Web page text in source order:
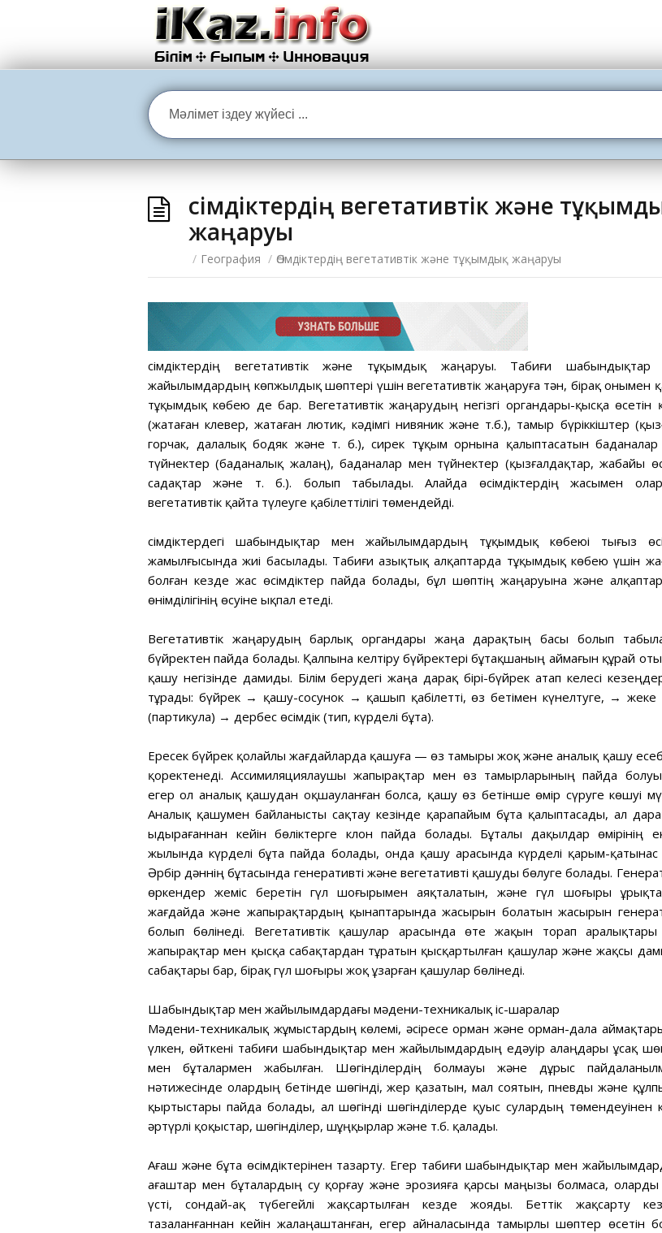
Өсімдіктердің вегетативтік және
жаңаруы
/ География / Өсімдіктердің вегетативтік және тұқымдық жаңаруы
Өсімдіктердің вегетативтік және тұқымдық жаңаруы. Табиғи
жайылымдардың көпжылдық шөптері үшін вегетативтік жаңаруға тән, бірақ онымен
тұқымдық көбею де бар. Вегетативтік жаңарудың негізгі органдары-қысқа өсетін
(жатаған клевер, жатаған лютик, кәдімгі нивяник және т.б.), тамыр бүріккіштер
горчак, далалық бодяк және т. б.), сирек тұқым орнына қалыптасатын
түйнектер (баданалық жалаң), баданалар мен түйнектер (қызғалдақтар, жабайы
садақтар және т. б.). болып табылады. Алайда өсімдіктердің жасымен
вегетативтік қайта түлеуге қабілеттілігі төмендейді.
Өсімдіктердегі шабындықтар мен жайылымдардың тұқымдық көбеюі тығыз
жамылғысында жиі басылады. Табиғи азықтық алқаптарда тұқымдық көбею үшін
болған кезде жас өсімдіктер пайда болады, бұл шөптің жаңаруына және
өнімділігінің өсуіне ықпал етеді.
Вегетативтік жаңарудың барлық органдары жаңа дарақтың басы болып
бүйректен пайда болады. Қалпына келтіру бүйректері бұтақшаның аймағын құрай
қашу негізінде дамиды. Білім берудегі жаңа дарақ бірі-бүйрек атап келесі
тұрады: бүйрек → қашу-сосунок → қашып қабілетті, өз бетімен күнелтуге, → жеке
(партикула) → дербес өсімдік (тип, күрделі бұта).
Ересек бүйрек қолайлы жағдайларда қашуға — өз тамыры жоқ және аналық қашу
қоректенеді. Ассимиляциялаушы жапырақтар мен өз тамырларының пайда
егер ол аналық қашудан оқшауланған болса, қашу өз бетінше өмір сүруге көшуі
Аналық қашумен байланысты сақтау кезінде қарапайым бұта қалыптасады, ал
ыдырағаннан кейін бөліктерге клон пайда болады. Бұталы дақылдар өмірінің
жылында күрделі бұта пайда болады, онда қашу арасында күрделі қарым-қатынас
Әрбір дәннің бұтасында генеративті және вегетативті қашуды бөлуге болады.
өркендер жеміс беретін гүл шоғырымен аяқталатын, және гүл шоғыры
жағдайда және жапырақтардың қынаптарында жасырын болатын жасырын
болып бөлінеді. Вегетативтік қашулар арасында өте жақын торап
жапырақтар мен қысқа сабақтардан тұратын қысқартылған қашулар және жақсы
сабақтары бар, бірақ гүл шоғыры жоқ ұзарған қашулар бөлінеді.
Шабындықтар мен жайылымдардағы мәдени-техникалық іс-шаралар
Мәдени-техникалық жұмыстардың көлемі, әсіресе орман және орман-дала
үлкен, өйткені табиғи шабындықтар мен жайылымдардың едәуір алаңдары ұсақ
мен бұталармен жабылған. Шөгінділердің болмауы және дұрыс
нәтижесінде олардың бетінде шөгінді, жер қазатын, мал соятын, пневды және
қыртыстары пайда болады, ал шөгінді шөгінділерде қуыс сулардың төмендеуінен
әртүрлі қоқыстар, шөгінділер, шұңқырлар және т.б. қалады.
Ағаш және бұта өсімдіктерінен тазарту. Егер табиғи шабындықтар мен
ағаштар мен бұталардың су қорғау және эрозияға қарсы маңызы болмаса,
үсті, сондай-ақ түбегейлі жақсартылған кезде жояды. Беттік жақсарту
тазаланғаннан кейін жалаңаштанған, егер айналасында тамырлы шөптер өсетін